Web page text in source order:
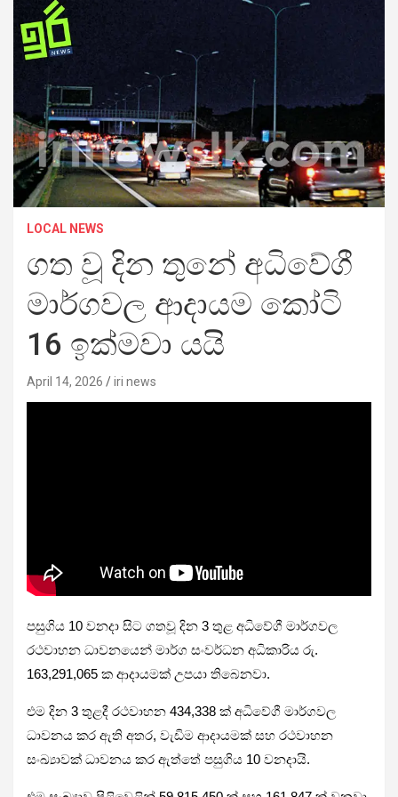
LOCAL NEWS
ගත වූ දින තුනේ අධිවේගී
මාර්ගවල ආදායම කෝටි
16 ඉක්මවා යයි
April 14, 2026 iri news
පසුගිය 10 වනදා සිට ගතවූ දින 3 තුළ අධිවේගී මාර්ගවල
රථවාහන ධාවනයෙන් මාර්ග සංවර්ධන අධිකාරිය රු.
163,291,065 ක ආදායමක් උපයා තිබෙනවා.
එම දින 3 තුළදී රථවාහන 434,338 ක් අධිවේගී මාර්ගවල
ධාවනය කර ඇති අතර, වැඩිම ආදායමක් සහ රථවාහන
සංඛ්‍යාවක් ධාවනය කර ඇත්තේ පසුගිය 10 වනදායි.